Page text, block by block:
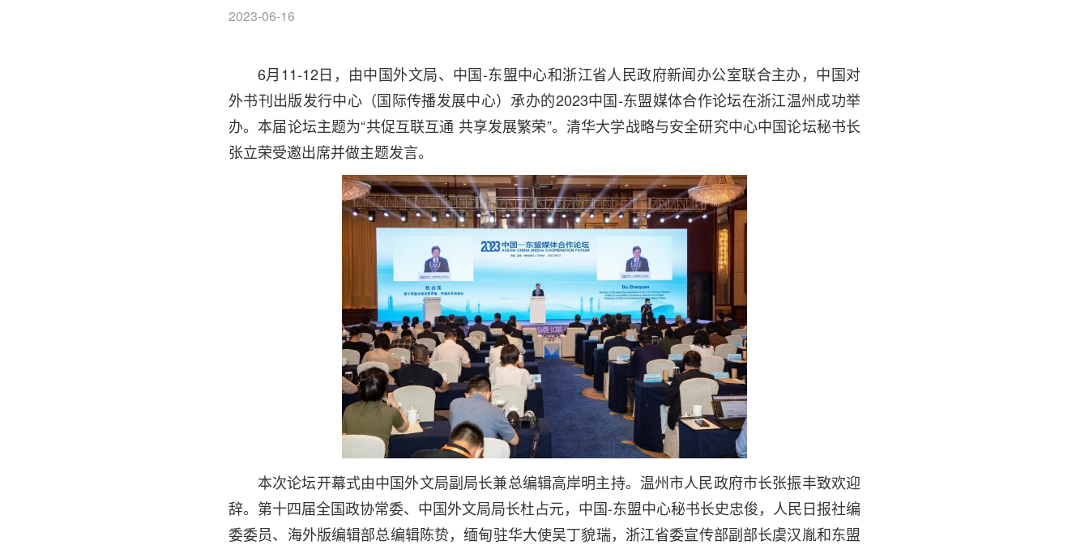
2023-06-16
6月11-12日，由中国外文局、中国-东盟中心和浙江省人民政府新闻办公室联合主办，中国对
外书刊出版发行中心（国际传播发展中心）承办的2023中国-东盟媒体合作论坛在浙江温州成功举
办。本届论坛主题为“共促互联互通 共享发展繁荣”。清华大学战略与安全研究中心中国论坛秘书长
张立荣受邀出席并做主题发言。
本次论坛开幕式由中国外文局副局长兼总编辑高岸明主持。温州市人民政府市长张振丰致欢迎
辞。第十四届全国政协常委、中国外文局局长杜占元，中国-东盟中心秘书长史忠俊，人民日报社编
委委员、海外版编辑部总编辑陈贽，缅甸驻华大使吴丁貌瑞，浙江省委宣传部副部长虞汉胤和东盟